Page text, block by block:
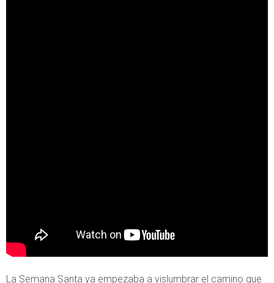
La Semana Santa ya empezaba a vislumbrar el camino que